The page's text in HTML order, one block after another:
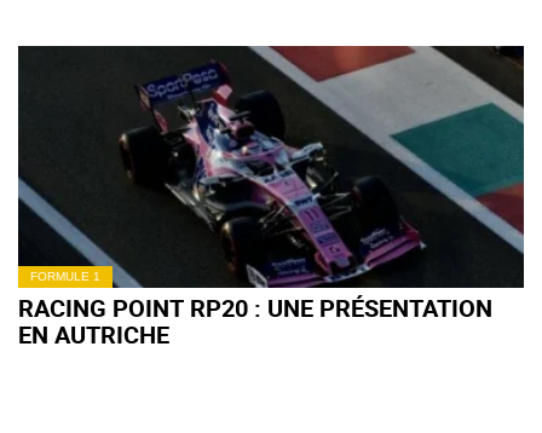
FORMULE 1
RACING POINT RP20 : UNE PRÉSENTATION
EN AUTRICHE